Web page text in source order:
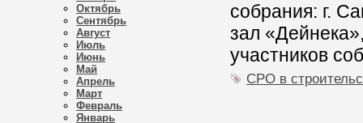
Октябрь
Сентябрь
Август
Июль
Июнь
Май
Апрель
Март
Февраль
Январь
собрания: г.
зал
участников
СРО в